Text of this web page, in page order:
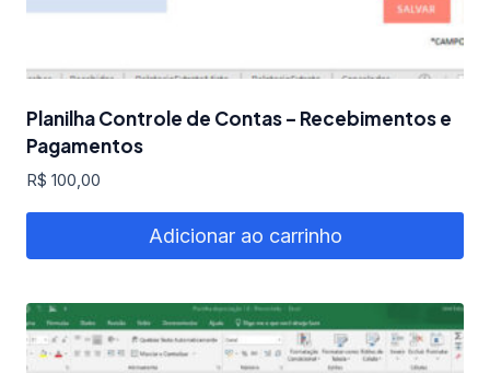
Planilha Controle de Contas – Recebimentos e
Pagamentos
R$ 100,00
Adicionar ao carrinho